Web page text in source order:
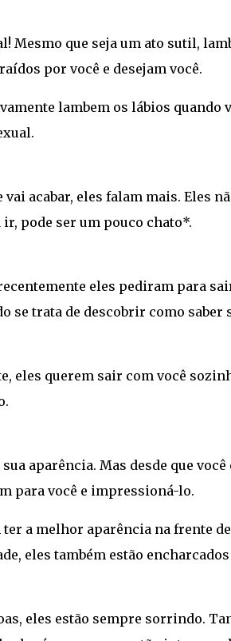
Mesmo que seja um ato sutil,
por você e desejam você.
lambem os lábios quando
acabar, eles falam mais. Eles
pode ser um pouco chato*.
eles pediram para
se trata de descobrir como saber
eles querem sair com você
aparência. Mas desde que você
para você e impressioná-lo.
a melhor aparência na frente
eles também estão
eles estão sempre sorrindo.